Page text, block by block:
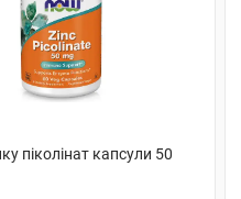
піколінат капсули 50